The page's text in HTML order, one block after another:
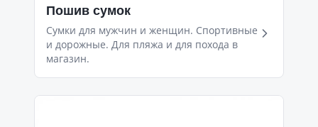
Пошив сумок
Сумки для мужчин и женщин. Спортивные
и дорожные. Для пляжа и для похода в
магазин.